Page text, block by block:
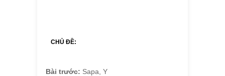
CHỦ ĐỀ:
Bài trước: Sapa, Y